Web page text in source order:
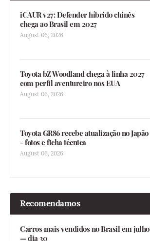
iCAUR v27: Defender híbrido chinês
chega ao Brasil em 2027
August 06, 2026
Toyota bZ Woodland chega à linha 2027
com perfil aventureiro nos EUA
August 06, 2026
Toyota GR86 recebe atualização no Japão
- fotos e ficha técnica
August 06, 2026
Recomendamos
Carros mais vendidos no Brasil em julho
— dia 30